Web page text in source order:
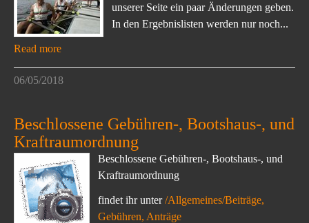
unserer Seite ein paar Änderungen geben.
In den Ergebnislisten werden nur noch...
Read more
06/05/2018
Beschlossene Gebühren-, Bootshaus-, und
Kraftraumordnung
Beschlossene Gebühren-, Bootshaus-, und
Kraftraumordnung
findet ihr unter/Allgemeines/Beiträge,
Gebühren, Anträge